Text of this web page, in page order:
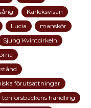
Kärleksvisan
Lucia
manskör
Sjung Kvintcirkeln
förutsättningar
tonförsbackens handling